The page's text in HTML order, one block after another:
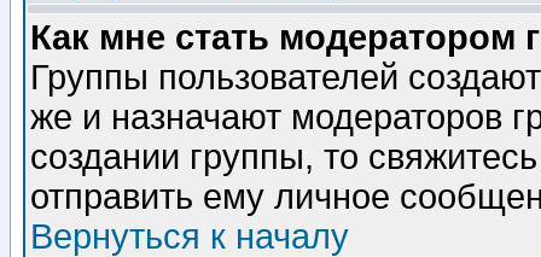
Как мне стать модератором
Группы пользователей
же и назначают модераторов
создании группы, то
отправить ему личное
Вернуться к началу